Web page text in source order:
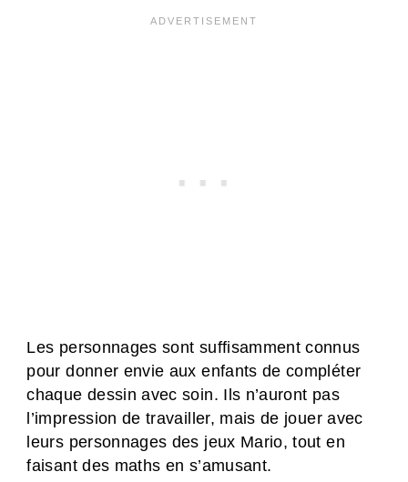
Les personnages sont suffisamment connus
pour donner envie aux enfants de compléter
chaque dessin avec soin. Ils n’auront pas
l’impression de travailler, mais de jouer avec
leurs personnages des jeux Mario, tout en
faisant des maths en s’amusant.